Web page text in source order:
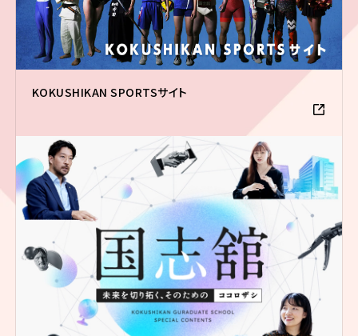
KOKUSHIKAN SPORTSサイト